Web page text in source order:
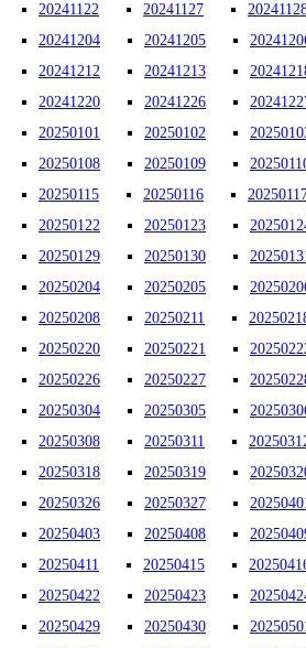
20241122
20241127
20241204
20241205
20241212
20241213
20241220
20241226
20250101
20250102
20250108
20250109
20250115
20250116
20250122
20250123
20250129
20250130
20250204
20250205
20250208
20250211
20250220
20250221
20250226
20250227
20250304
20250305
20250308
20250311
20250318
20250319
20250326
20250327
20250403
20250408
20250411
20250415
20250422
20250423
20250429
20250430